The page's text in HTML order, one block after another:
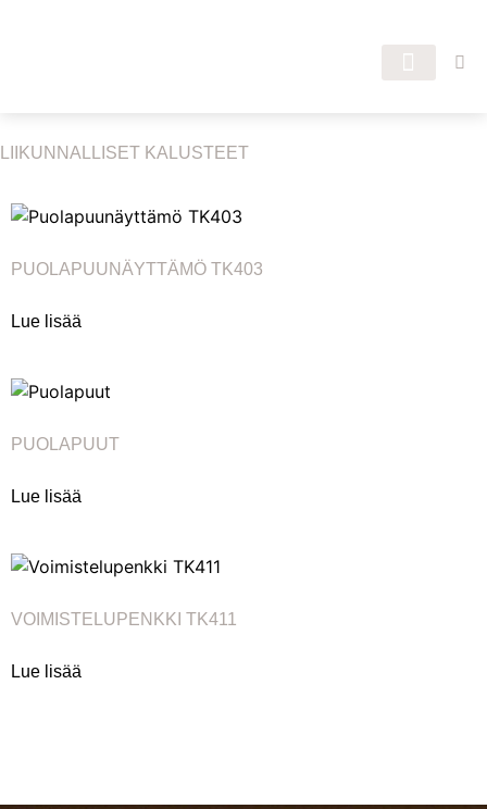
LIIKUNNALLISET KALUSTEET
PUOLAPUUNÄYTTÄMÖ TK403
Lue lisää
PUOLAPUUT
Lue lisää
VOIMISTELUPENKKI TK411
Lue lisää